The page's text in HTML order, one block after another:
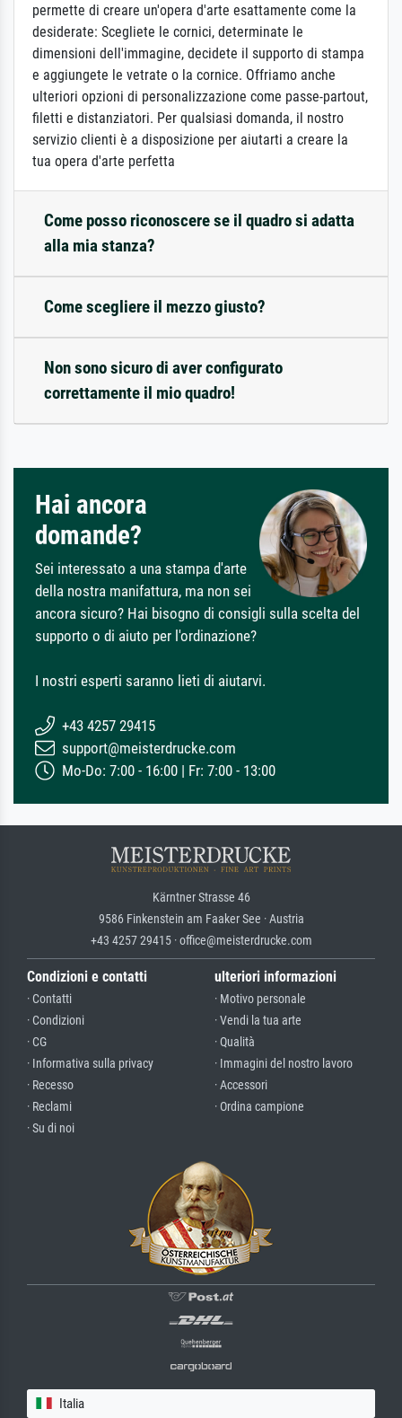
permette di creare un'opera d'arte esattamente come la
desiderate: Scegliete le cornici, determinate le
dimensioni dell'immagine, decidete il supporto di stampa
e aggiungete le vetrate o la cornice. Offriamo anche
ulteriori opzioni di personalizzazione come passe-partout,
filetti e distanziatori. Per qualsiasi domanda, il nostro
servizio clienti è a disposizione per aiutarti a creare la
tua opera d'arte perfetta
Come posso riconoscere se il quadro si adatta
alla mia stanza?
Come scegliere il mezzo giusto?
Non sono sicuro di aver configurato
correttamente il mio quadro!
Hai ancora
domande?
Sei interessato a una stampa d'arte
della nostra manifattura, ma non sei
ancora sicuro? Hai bisogno di consigli sulla scelta del
supporto o di aiuto per l'ordinazione?
I nostri esperti saranno lieti di aiutarvi.
+43 4257 29415
support@meisterdrucke.com
Mo-Do: 7:00 - 16:00 | Fr: 7:00 - 13:00
Kärntner Strasse 46
9586 Finkenstein am Faaker See · Austria
+43 4257 29415 · office@meisterdrucke.com
Condizioni e contatti
· Contatti
· Condizioni
· CG
· Informativa sulla privacy
· Recesso
· Reclami
· Su di noi
ulteriori informazioni
· Motivo personale
· Vendi la tua arte
· Qualità
· Immagini del nostro lavoro
· Accessori
· Ordina campione
Italia